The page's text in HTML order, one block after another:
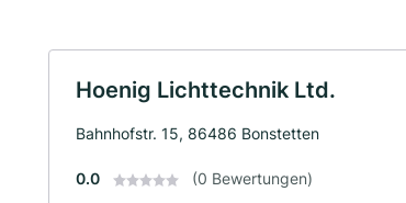
Hoenig Lichttechnik Ltd.
Bahnhofstr. 15, 86486 Bonstetten
0.0 (0 Bewertungen)